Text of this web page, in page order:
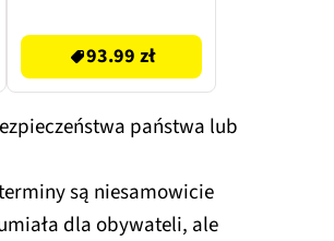
93.99 zł
państwa lub
są niesamowicie
dla obywateli, ale